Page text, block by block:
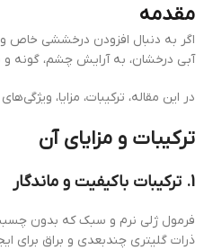
مقدمه
اگر به دنبال افزودن درخششی خاص
آبی درخشان، به آرایش چشم، گونه
در این مقاله، ترکیبات، مزایا،
ترکیبات و مزایای آن
1. ترکیبات باکیفیت و ماندگار
فرمول ژلی نرم و سبک که بدون
ذرات گلیتری چندبعدی و براق برای